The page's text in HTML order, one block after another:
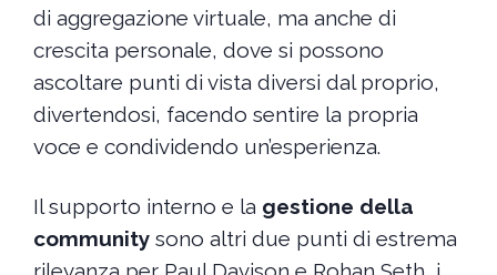
di aggregazione virtuale, ma anche di
crescita personale, dove si possono
ascoltare punti di vista diversi dal proprio,
divertendosi, facendo sentire la propria
voce e condividendo un’esperienza.
Il supporto interno e la gestione della
communitysono altri due punti di estrema